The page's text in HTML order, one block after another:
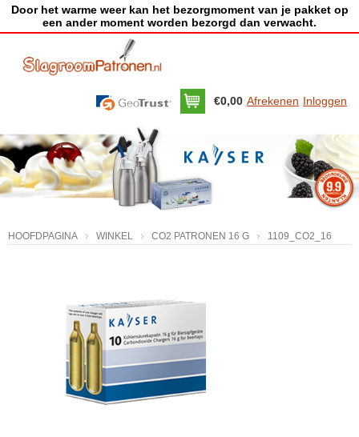
Door het warme weer kan het bezorgmoment van je pakket op
een ander moment worden bezorgd dan verwacht.
€0,00 Afrekenen Inloggen
HOOFDPAGINA WINKEL CO2 PATRONEN 16 G 1109_CO2_16